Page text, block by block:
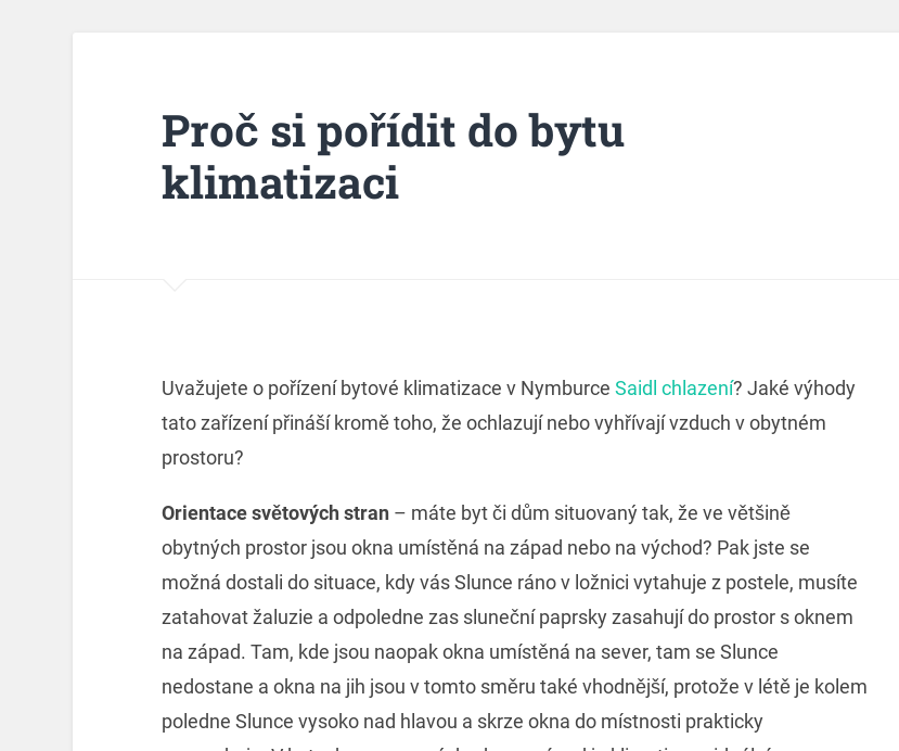
Proč si pořídit do bytu
klimatizaci
Uvažujete o pořízení bytové klimatizace v Nymburce Saidl chlazení? Jaké výhody
tato zařízení přináší kromě toho, že ochlazují nebo vyhřívají vzduch v obytném
prostoru?
Orientace světových stran– máte byt či dům situovaný tak, že ve většině
obytných prostor jsou okna umístěná na západ nebo na východ? Pak jste se
možná dostali do situace, kdy vás Slunce ráno v ložnici vytahuje z postele, musíte
zatahovat žaluzie a odpoledne zas sluneční paprsky zasahují do prostor s oknem
na západ. Tam, kde jsou naopak okna umístěná na sever, tam se Slunce
nedostane a okna na jih jsou v tomto směru také vhodnější, protože v létě je kolem
poledne Slunce vysoko nad hlavou a skrze okna do místnosti prakticky